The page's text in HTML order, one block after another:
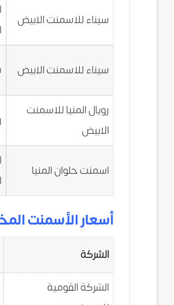
سيناء للاسمنت الابيض
سيناء للاسمنت الابيض
رويال المنيا للاسمنت
الابيض
اسمنت حلوان المنيا
أسعار الأسمنت المخلوط
الشركة
الشركة القومية